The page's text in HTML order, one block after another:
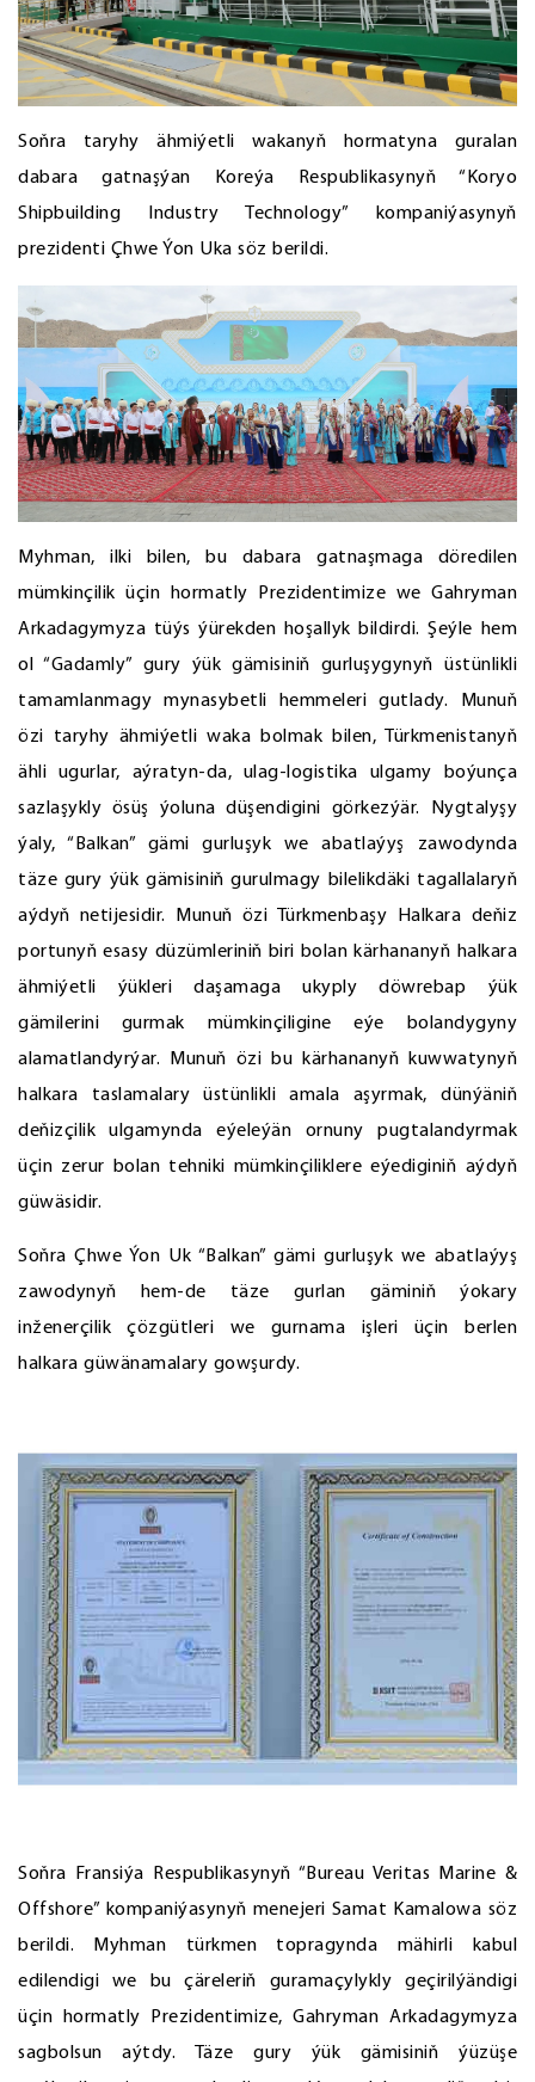
Soňra taryhy ähmiýetli wakanyň hormatyna guralan
dabara gatnaşýan Koreýa Respublikasynyň “Koryo
Shipbuilding Industry Technology” kompaniýasynyň
prezidenti Çhwe Ýon Uka söz berildi.
Myhman, ilki bilen, bu dabara gatnaşmaga döredilen
mümkinçilik üçin hormatly Prezidentimize we Gahryman
Arkadagymyza tüýs ýürekden hoşallyk bildirdi. Şeýle hem
ol “Gadamly” gury ýük gämisiniň gurluşygynyň üstünlikli
tamamlanmagy mynasybetli hemmeleri gutlady. Munuň
özi taryhy ähmiýetli waka bolmak bilen, Türkmenistanyň
ähli ugurlar, aýratyn-da, ulag-logistika ulgamy boýunça
sazlaşykly ösüş ýoluna düşendigini görkezýär. Nygtalyşy
ýaly, “Balkan” gämi gurluşyk we abatlaýyş zawodynda
täze gury ýük gämisiniň gurulmagy bilelikdäki tagallalaryň
aýdyň netijesidir. Munuň özi Türkmenbaşy Halkara deňiz
portunyň esasy düzümleriniň biri bolan kärhananyň halkara
ähmiýetli ýükleri daşamaga ukyply döwrebap ýük
gämilerini gurmak mümkinçiligine eýe bolandygyny
alamatlandyrýar. Munuň özi bu kärhananyň kuwwatynyň
halkara taslamalary üstünlikli amala aşyrmak, dünýäniň
deňizçilik ulgamynda eýeleýän ornuny pugtalandyrmak
üçin zerur bolan tehniki mümkinçiliklere eýediginiň aýdyň
güwäsidir.
Soňra Çhwe Ýon Uk “Balkan” gämi gurluşyk we abatlaýyş
zawodynyň hem-de täze gurlan gäminiň ýokary
inženerçilik çözgütleri we gurnama işleri üçin berlen
halkara güwänamalary gowşurdy.
Soňra Fransiýa Respublikasynyň “Bureau Veritas Marine &
Offshore” kompaniýasynyň menejeri Samat Kamalowa söz
berildi. Myhman türkmen topragynda mähirli kabul
edilendigi we bu çäreleriň guramaçylykly geçirilýändigi
üçin hormatly Prezidentimize, Gahryman Arkadagymyza
sagbolsun aýtdy. Täze gury ýük gämisiniň ýüzüşe